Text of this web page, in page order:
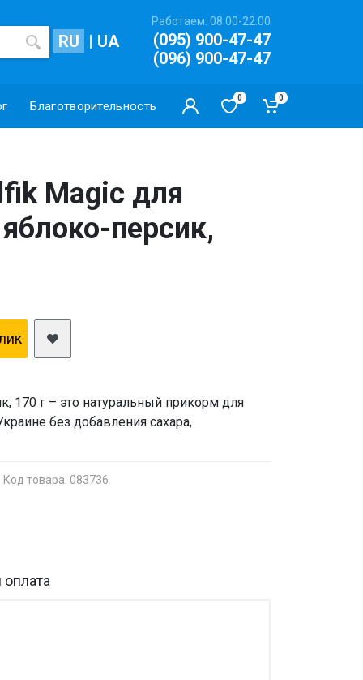
RU | UA
Работаем: 08.00-22.00
(095) 900-47-47
(096) 900-47-47
Благотворительность
0 0
Magic для
персик,
170 г – это натуральный прикорм для
без добавления сахара,
Код товара: 083736
оплата